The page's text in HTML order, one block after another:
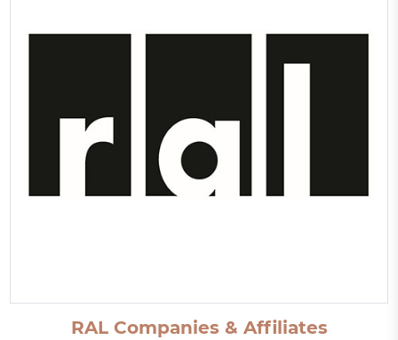
RAL Companies & Affiliates